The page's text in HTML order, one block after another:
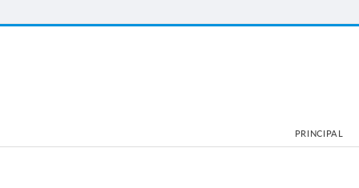
PRINCIPAL